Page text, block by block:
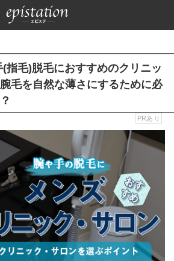
(指毛)脱毛におすすめのクリニッ
毛を自然な薄さにするために必
PRあり